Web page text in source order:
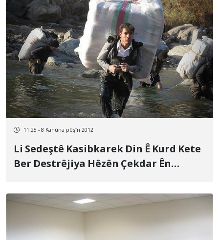
11:25 - 8 Kanûna pêşîn 2012
Li Sedeştê Kasibkarek Din Ê Kurd Kete
Ber Destrêjiya Hêzên Çekdar Ên